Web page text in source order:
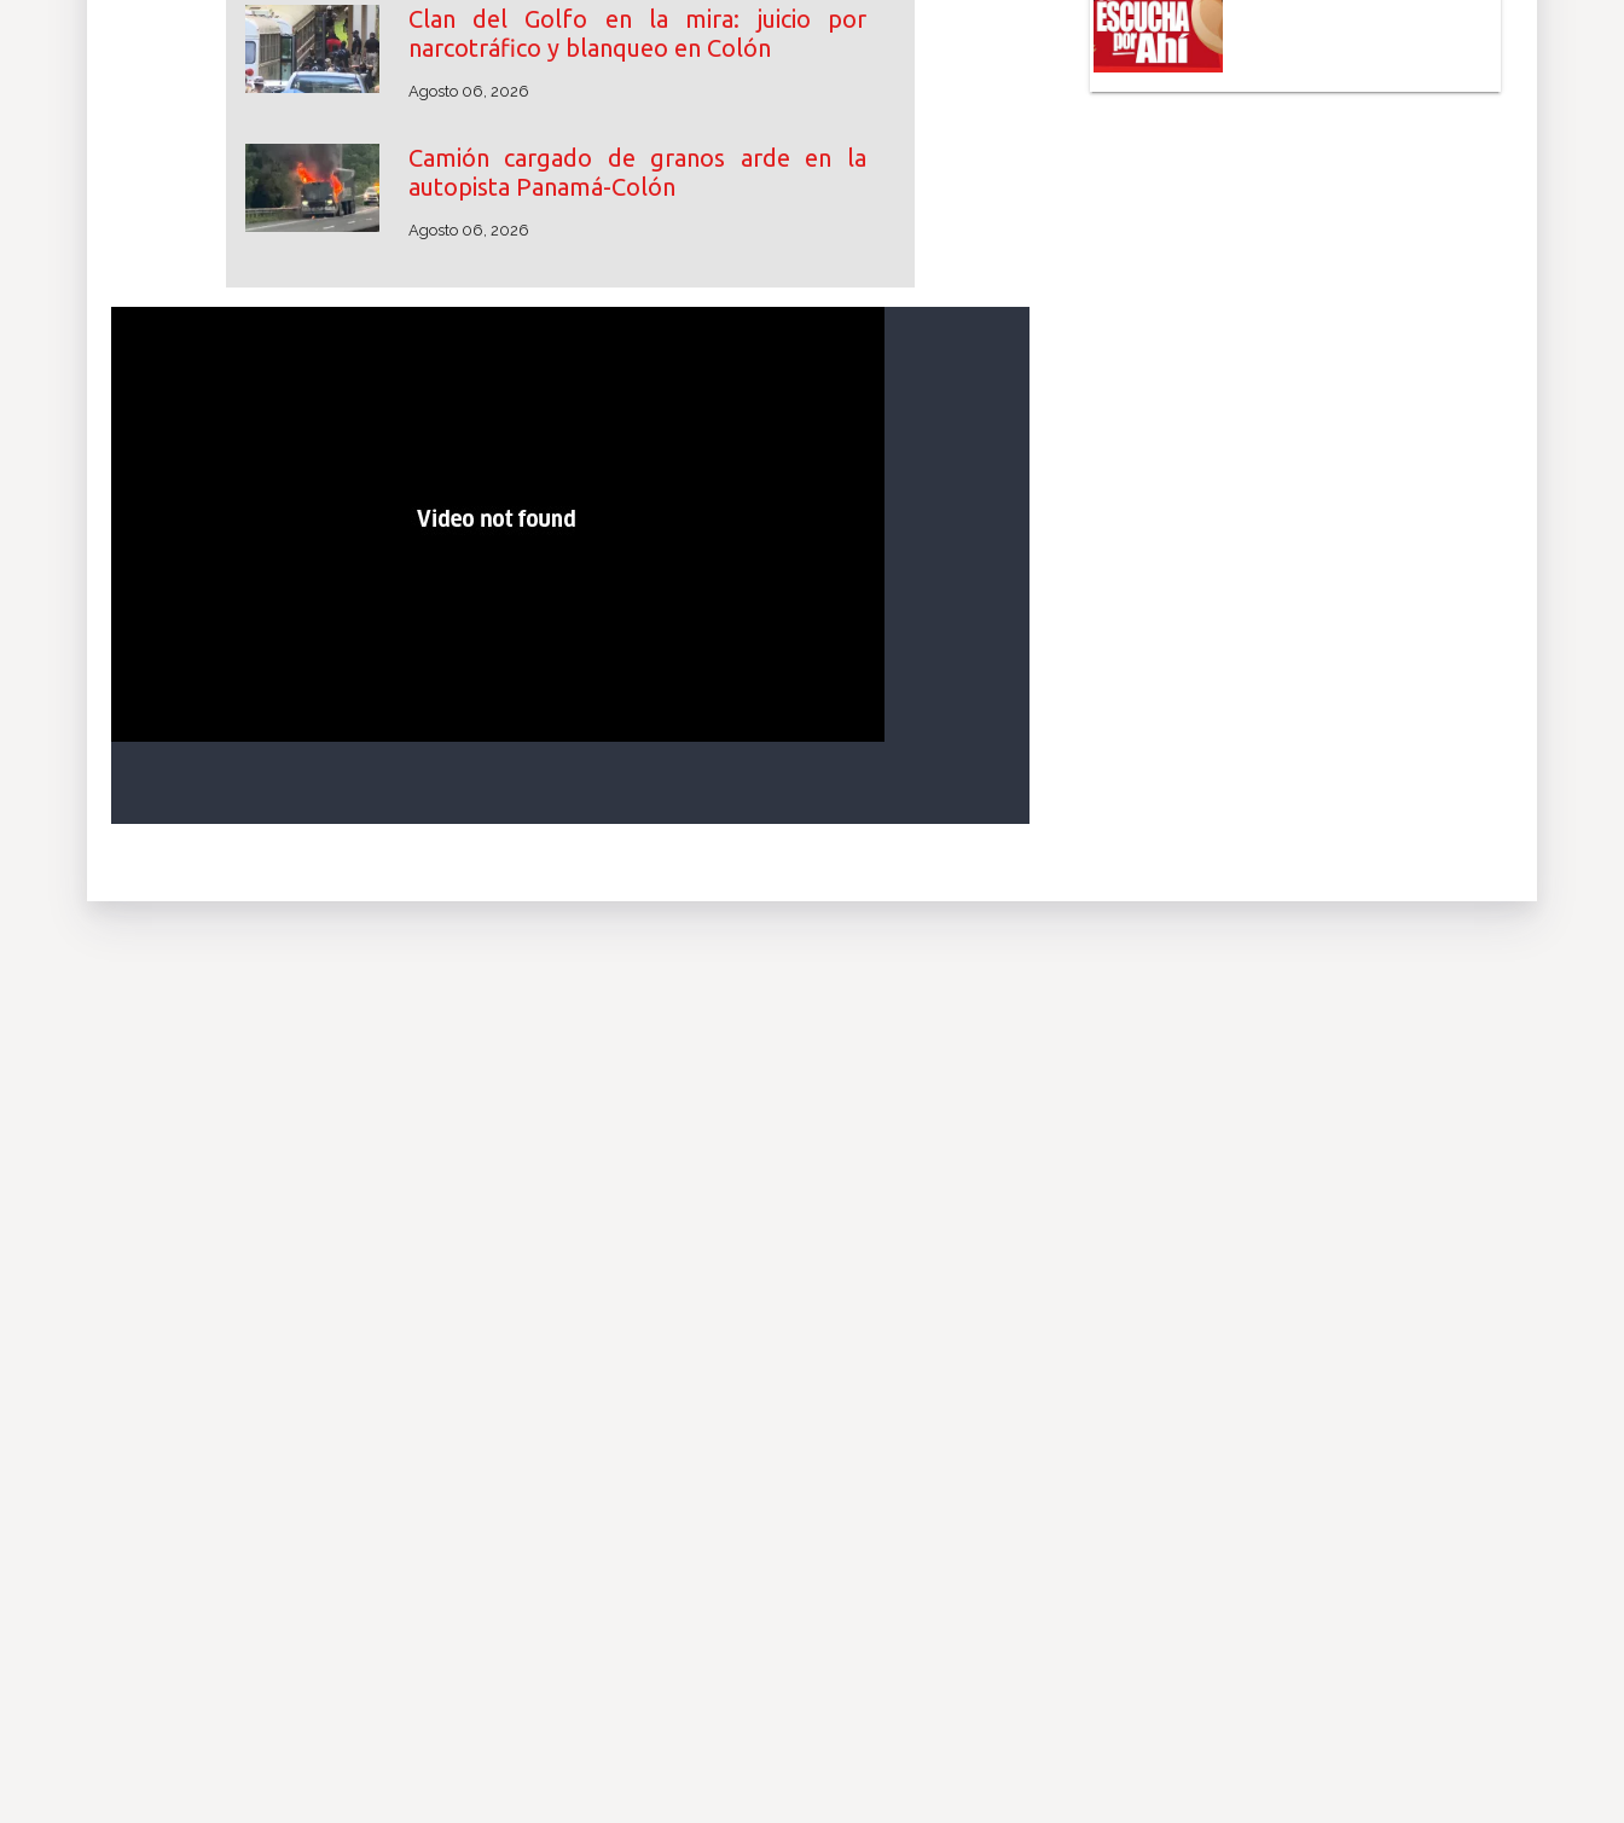
Clan del Golfo en la mira: juicio por
narcotráfico y blanqueo en Colón
Agosto 06, 2026
Camión cargado de granos arde en la
autopista Panamá-Colón
Agosto 06, 2026